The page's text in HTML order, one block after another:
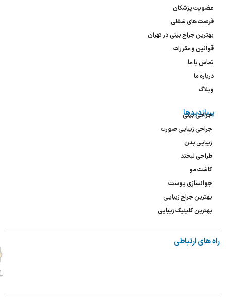
عضویت پزشکان
فرصت های شغلی
بهترین جراح بینی در تهران
قوانین و مقررات
تماس با ما
درباره ما
وبلاگ
پربازدیدها
جراحی بینی
جراحی زیبایی صورت
زیبایی بدن
طراحی لبخند
کاشت مو
جوانسازی پوست
بهترین جراح زیبایی
بهترین کلینیک زیبایی
راه های ارتباطی